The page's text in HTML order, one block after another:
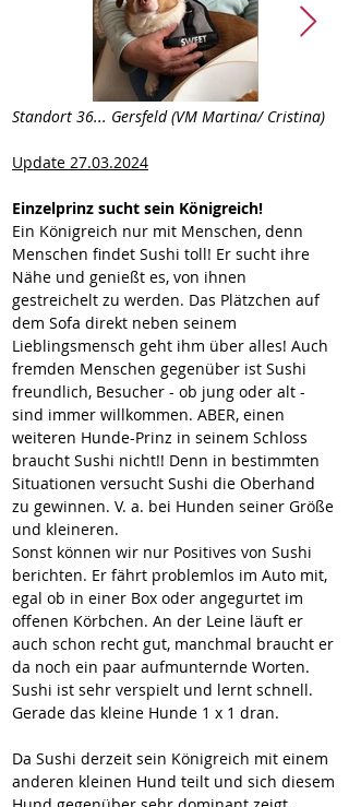
Standort 36... Gersfeld (VM Martina/ Cristina)
Update 27.03.2024
Einzelprinz sucht sein Königreich!
Ein Königreich nur mit Menschen, denn
Menschen findet Sushi toll! Er sucht ihre
Nähe und genießt es, von ihnen
gestreichelt zu werden. Das Plätzchen auf
dem Sofa direkt neben seinem
Lieblingsmensch geht ihm über alles! Auch
fremden Menschen gegenüber ist Sushi
freundlich, Besucher - ob jung oder alt -
sind immer willkommen. ABER, einen
weiteren Hunde-Prinz in seinem Schloss
braucht Sushi nicht!! Denn in bestimmten
Situationen versucht Sushi die Oberhand
zu gewinnen. V. a. bei Hunden seiner Größe
und kleineren.
Sonst können wir nur Positives von Sushi
berichten. Er fährt problemlos im Auto mit,
egal ob in einer Box oder angegurtet im
offenen Körbchen. An der Leine läuft er
auch schon recht gut, manchmal braucht er
da noch ein paar aufmunternde Worten.
Sushi ist sehr verspielt und lernt schnell.
Gerade das kleine Hunde 1 x 1 dran.
Da Sushi derzeit sein Königreich mit einem
anderen kleinen Hund teilt und sich diesem